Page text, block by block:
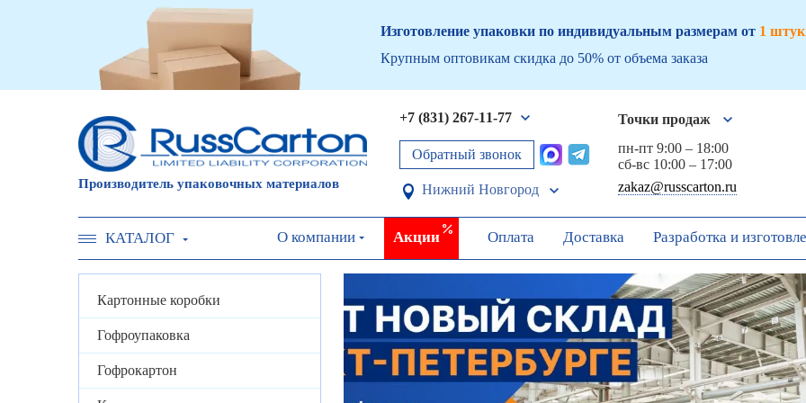
Изготовление упаковки по индивидуальным размерам от 1
Крупным оптовикам скидка до 50% от объема заказа
Производитель упаковочных материалов
+7 (831) 267-11-77
Обратный звонок
Нижний Новгород
Точки продаж
пн-пт 9:00 – 18:00
сб-вс 10:00 – 17:00
zakaz@russcarton.ru
КАТАЛОГ О компании Акции Оплата Доставка Разработка и
Картонные коробки
Гофроупаковка
Гофрокартон